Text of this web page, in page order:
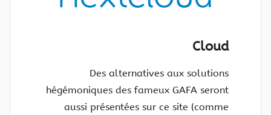
Cloud
Des alternatives aux solutions
hégémoniques des fameux GAFA seront
aussi présentées sur ce site (comme